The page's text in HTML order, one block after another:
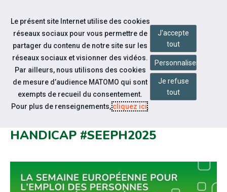
Aller au contenu
Notre actualité
SEMAINE POUR L'EMPLOI DES
HANDICAP #SEEPH2025
Le présent site Internet utilise des cookies
réseaux sociaux pour vous permettre de
partager du contenu de notre site sur les
réseaux sociaux et visionner des vidéos.
Par ailleurs, nous utilisons des cookies
de mesure d’audience MATOMO qui sont
exempts de recueil du consentement.
Pour plus de renseignements,cliquez ici.
J'accepte
tout
Personnaliser
Je refuse
tout